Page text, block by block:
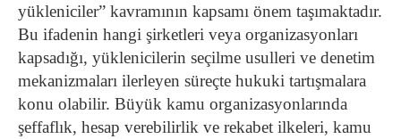
yükleniciler” kavramının kapsamı önem taşımaktadır.
Bu ifadenin hangi şirketleri veya organizasyonları
kapsadığı, yüklenicilerin seçilme usulleri ve denetim
mekanizmaları ilerleyen süreçte hukuki tartışmalara
konu olabilir. Büyük kamu organizasyonlarında
şeffaflık, hesap verebilirlik ve rekabet ilkeleri, kamu